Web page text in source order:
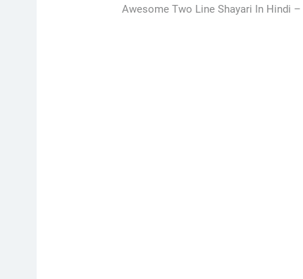
Awesome Two Line Shayari In Hindi –